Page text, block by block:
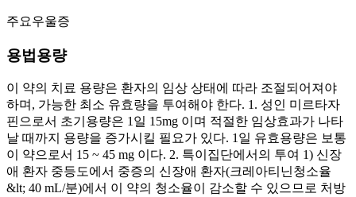
주요우울증
용법용량
이 약의 치료 용량은 환자의 임상 상태에 따라 조절되어져야
하며, 가능한 최소 유효량을 투여해야 한다. 1. 성인 미르타자
핀으로서 초기용량은 1일 15mg 이며 적절한 임상효과가 나타
날 때까지 용량을 증가시킬 필요가 있다. 1일 유효용량은 보통
이 약으로서 15 ~ 45 mg 이다. 2. 특이집단에서의 투여 1) 신장
애 환자 중등도에서 중증의 신장애 환자(크레아티닌청소율
&lt; 40 mL/분)에서 이 약의 청소율이 감소할 수 있으므로 처방